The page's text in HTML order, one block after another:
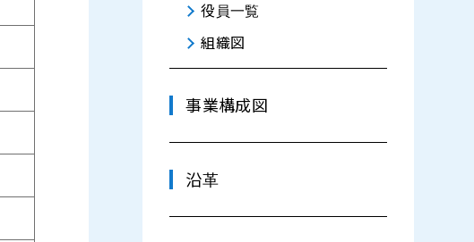
役員一覧
組織図
事業構成図
沿革